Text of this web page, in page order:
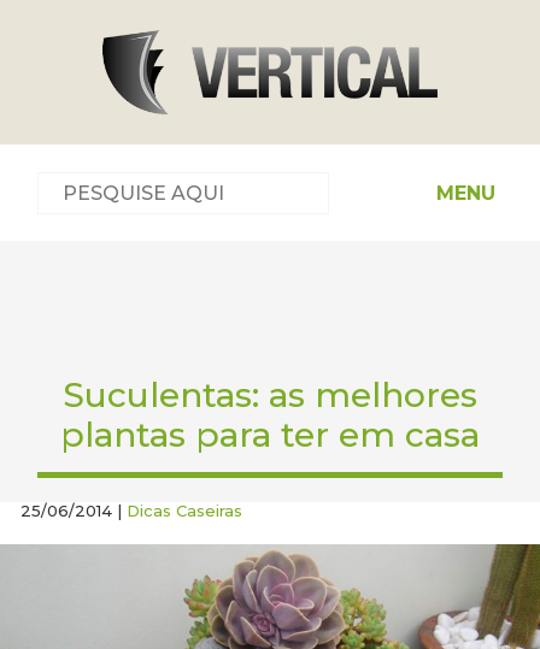
MENU
Suculentas: as melhores
plantas para ter em casa
25/06/2014 | Dicas Caseiras